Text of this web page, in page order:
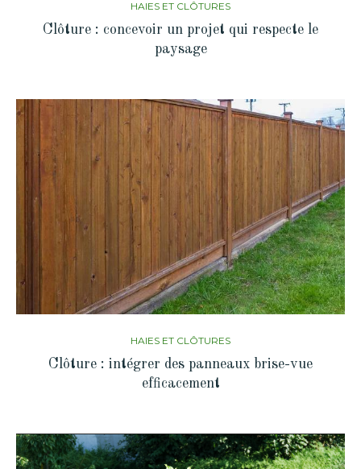
HAIES ET CLÔTURES
Clôture : concevoir un projet qui respecte le
paysage
HAIES ET CLÔTURES
Clôture : intégrer des panneaux brise-vue
efficacement